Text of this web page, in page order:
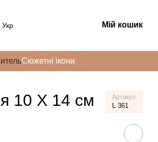
Укр Мій кошик
Сюжетні ікони
10 Х 14 см Артикул
L 361